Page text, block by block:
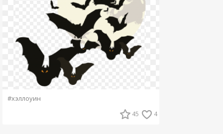
#хэллоуин
45 4